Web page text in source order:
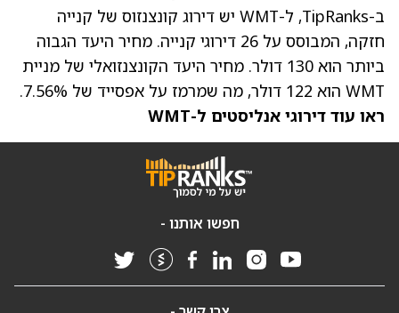
ב-TipRanks, ל-WMT יש דירוג קונצנזוס של קנייה
חזקה, המבוסס על 26 דירוגי קנייה. מחיר היעד הגבוה
ביותר הוא 130 דולר.
מחיר היעד הקונצנזואלי של מניית
WMT הוא 122 דולר, מה שמרמז על אפסייד של 7.56%.
ראו עוד דירוגי אנליסטים ל-WMT
חפשו אותנו -